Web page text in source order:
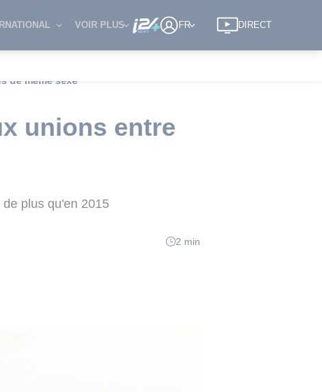
VOIR PLUS FR DIRECT
de même sexe
unions entre
plus qu'en 2015
2 min